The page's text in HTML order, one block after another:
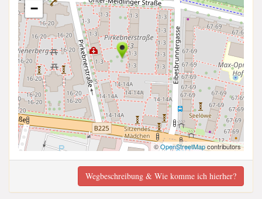
−
©OpenStreetMapcontributors
Wegbeschreibung & Wie komme ich hierher?